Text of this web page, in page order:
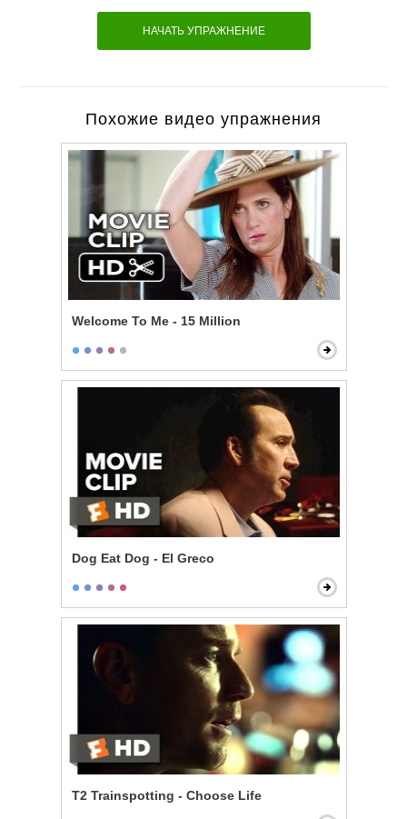
НАЧАТЬ УПРАЖНЕНИЕ
Похожие видео упражнения
Welcome To Me - 15 Million
Dog Eat Dog - El Greco
T2 Trainspotting - Choose Life